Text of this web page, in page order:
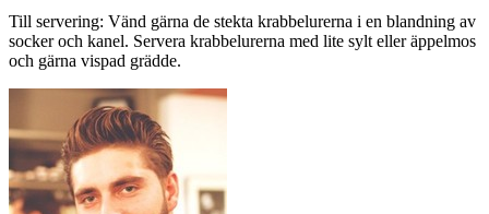
Till servering: Vänd gärna de stekta krabbelurerna i en blandning av
socker och kanel. Servera krabbelurerna med lite sylt eller äppelmos
och gärna vispad grädde.